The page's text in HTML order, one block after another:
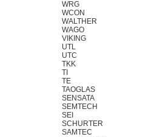
WRG
WCON
WALTHER
WAGO
VIKING
UTL
UTC
TKK
TI
TE
TAOGLAS
SENSATA
SEMTECH
SEI
SCHURTER
SAMTEC